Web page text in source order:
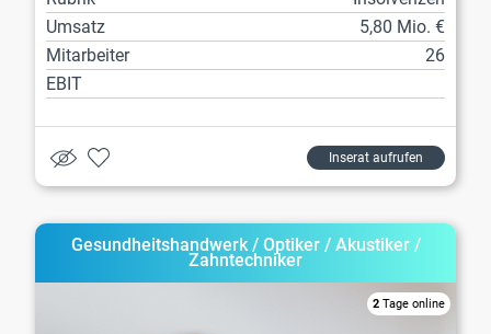
Umsatz
5,80 Mio. €
Mitarbeiter
26
EBIT
Inserat aufrufen
Gesundheitshandwerk / Optiker / Akustiker /
Zahntechniker
2 Tage online